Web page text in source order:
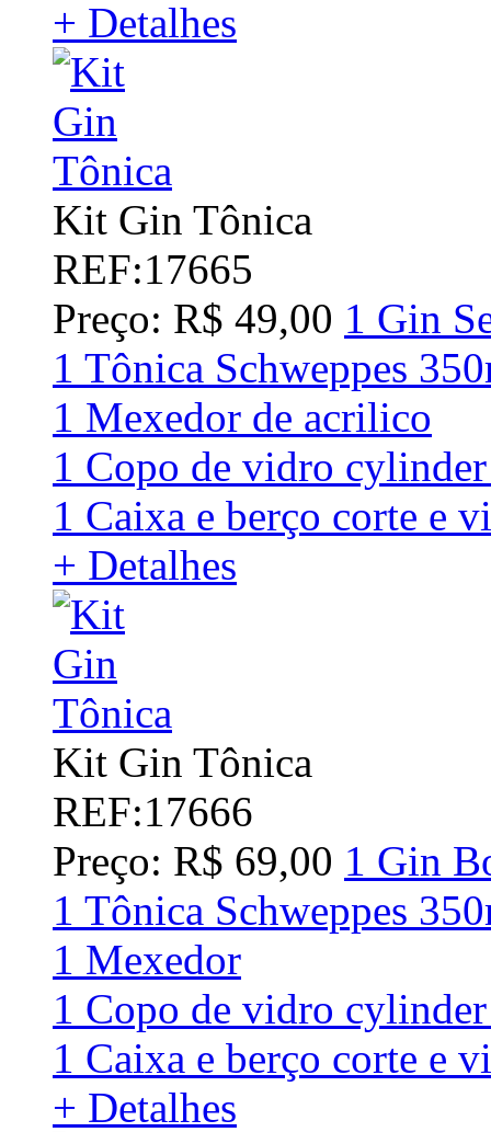
+ Detalhes
Kit Gin Tônica
REF:17665
Preço: R$ 49,00 1 Gin
1 Tônica Schweppes
1 Mexedor de acrilico
1 Copo de vidro
1 Caixa e berço corte e
+ Detalhes
Kit Gin Tônica
REF:17666
Preço: R$ 69,00 1 Gin
1 Tônica Schweppes
1 Mexedor
1 Copo de vidro
1 Caixa e berço corte e
+ Detalhes